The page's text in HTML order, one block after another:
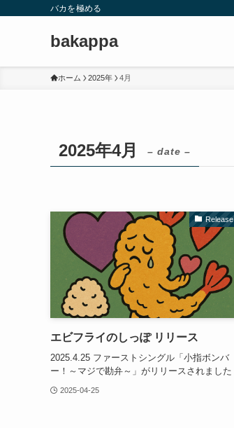
バカを極める
bakappa
ホーム 2025年 4月
2025年4月 – date –
Release
エビフライのしっぽ リリース
2025.4.25 ファーストシングル「小指ボンバ
ー！～マジで勘弁～」がリリースされました
2025-04-25